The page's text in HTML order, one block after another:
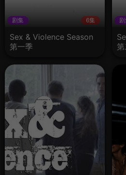
剧集 6集
Sex & Violence Season
第一季